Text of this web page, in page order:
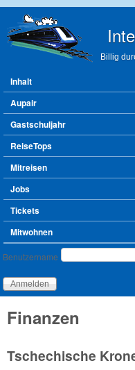
Billig
Hauptmenü
Inhalt
Aupair
Gastschuljahr
ReiseTops
Mitreisen
Jobs
Tickets
Mitwohnen
Benutzeranmeldung
Benutzername
Finanzen
Tschechische